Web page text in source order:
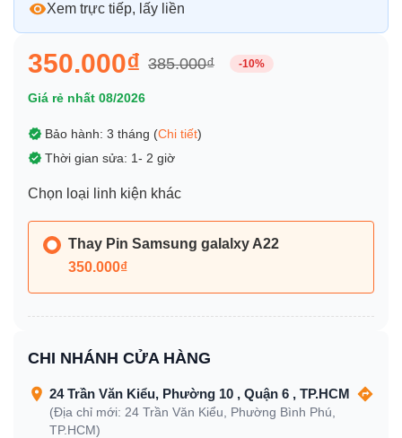
Xem trực tiếp, lấy liền
350.000₫ 385.000₫ -10%
Giá rẻ nhất 08/2026
Bảo hành: 3 tháng (Chi tiết)
Thời gian sửa: 1- 2 giờ
Chọn loại linh kiện khác
Thay Pin Samsung galalxy A22
350.000₫
CHI NHÁNH CỬA HÀNG
24 Trần Văn Kiểu, Phường 10 , Quận 6 , TP.HCM
(Địa chỉ mới: 24 Trần Văn Kiểu, Phường Bình Phú,
TP.HCM)